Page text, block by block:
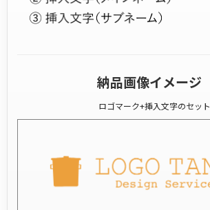
納品画像イメージ
ロゴマーク+挿入文字のセット